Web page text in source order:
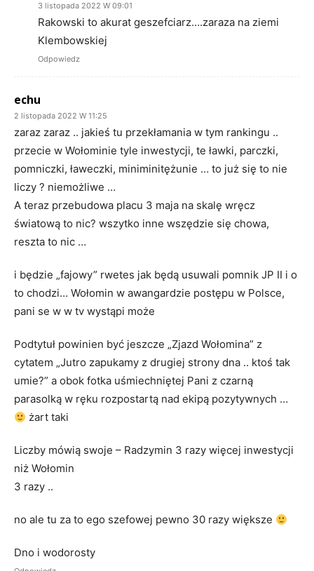
3 listopada 2022 W 09:01
Rakowski to akurat geszefciarz….zaraza na ziemi
Klembowskiej
Odpowiedz
echu
2 listopada 2022 W 11:25
zaraz zaraz .. jakieś tu przekłamania w tym rankingu ..
przecie w Wołominie tyle inwestycji, te ławki, parczki,
pomniczki, ławeczki, miniminitężunie … to już się to nie
liczy ? niemożliwe …
A teraz przebudowa placu 3 maja na skalę wręcz
światową to nic? wszytko inne wszędzie się chowa,
reszta to nic …
i będzie „fajowy” rwetes jak będą usuwali pomnik JP II i o
to chodzi… Wołomin w awangardzie postępu w Polsce,
pani se w w tv wystąpi może
Podtytuł powinien być jeszcze „Zjazd Wołomina” z
cytatem „Jutro zapukamy z drugiej strony dna .. ktoś tak
umie?” a obok fotka uśmiechniętej Pani z czarną
parasolką w ręku rozpostartą nad ekipą pozytywnych …
żart taki
Liczby mówią swoje – Radzymin 3 razy więcej inwestycji
niż Wołomin
3 razy ..
no ale tu za to ego szefowej pewno 30 razy większe
Dno i wodorosty